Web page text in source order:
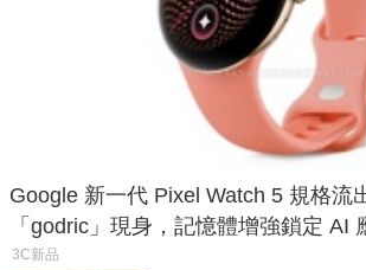
Google 新一代 Pixel Watch 5 規格流
「godric」現身，記憶體增強鎖定 AI
3C新品